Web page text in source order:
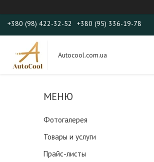
+380 (98) 422-32-52 +380 (95) 336-19-78
Autocool.com.ua
Фотогалерея
Товары и услуги
Прайс-листы